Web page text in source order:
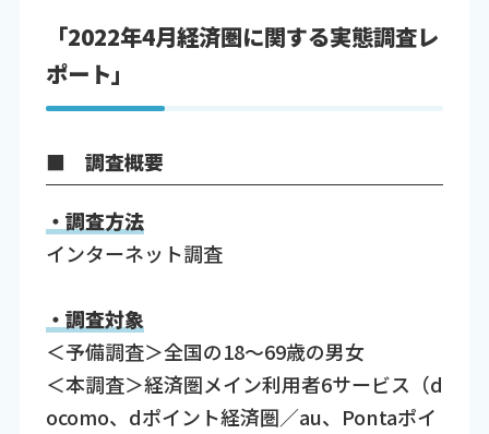
「2022年4月経済圏に関する実態調査レ
ポート」
■ 調査概要
・調査方法
インターネット調査
・調査対象
＜予備調査＞全国の18～69歳の男女
＜本調査＞経済圏メイン利用者6サービス（d
ocomo、dポイント経済圏／au、Pontaポイ